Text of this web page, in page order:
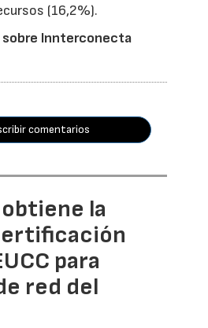
(16,2%).
sobre Innterconecta
comentarios
la
para
red del